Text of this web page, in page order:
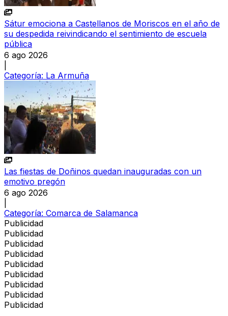
Sátur emociona a Castellanos de Moriscos en el año de
su despedida reivindicando el sentimiento de escuela
pública
6 ago 2026
Categoría: La Armuña
Las fiestas de Doñinos quedan inauguradas con un
emotivo pregón
6 ago 2026
Categoría: Comarca de Salamanca
Publicidad
Publicidad
Publicidad
Publicidad
Publicidad
Publicidad
Publicidad
Publicidad
Publicidad